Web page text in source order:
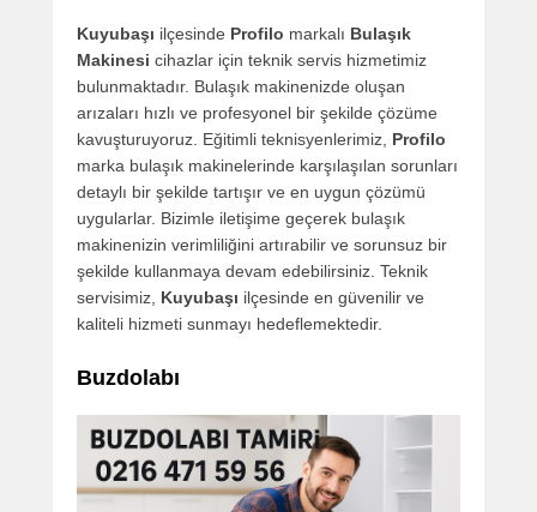
Kuyubaşı ilçesinde Profilo markalı Bulaşık
Makinesi cihazlar için teknik servis hizmetimiz
bulunmaktadır. Bulaşık makinenizde oluşan
arızaları hızlı ve profesyonel bir şekilde çözüme
kavuşturuyoruz. Eğitimli teknisyenlerimiz, Profilo
marka bulaşık makinelerinde karşılaşılan sorunları
detaylı bir şekilde tartışır ve en uygun çözümü
uygularlar. Bizimle iletişime geçerek bulaşık
makinenizin verimliliğini artırabilir ve sorunsuz bir
şekilde kullanmaya devam edebilirsiniz. Teknik
servisimiz, Kuyubaşı ilçesinde en güvenilir ve
kaliteli hizmeti sunmayı hedeflemektedir.
Buzdolabı